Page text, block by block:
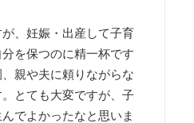
、妊娠・出産して子育
を保つのに精一杯です
親や夫に頼りながらな
とても大変ですが、子
でよかったなと思いま